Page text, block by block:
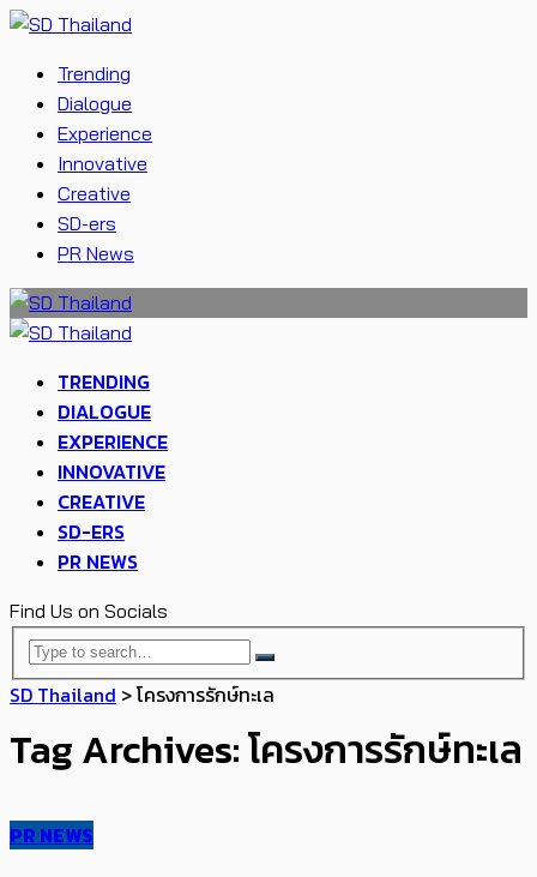
Trending
Dialogue
Experience
Innovative
Creative
SD-ers
PR News
TRENDING
DIALOGUE
EXPERIENCE
INNOVATIVE
CREATIVE
SD-ERS
PR NEWS
Find Us on Socials
SD Thailand >โครงการรักษ์ทะเล
Tag Archives: โครงการรักษ์ทะเล
PR NEWS